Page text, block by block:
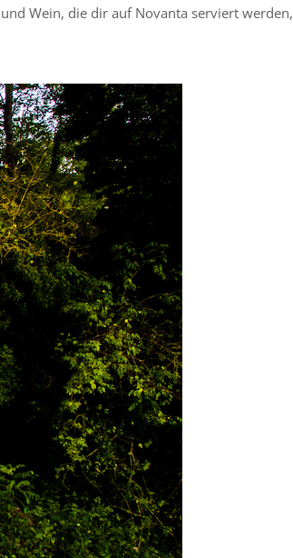
Wein, die dir auf Novanta serviert werden,